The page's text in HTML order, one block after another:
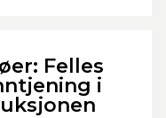
Felles
i